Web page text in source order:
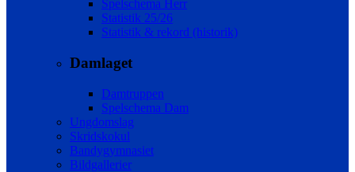
Spelschema Herr
Statistik 25/26
Statistik & rekord (historik)
Damlaget
Damtruppen
Spelschema Dam
Ungdomslag
Skridskokul
Bandygymnasiet
Bildgallerier